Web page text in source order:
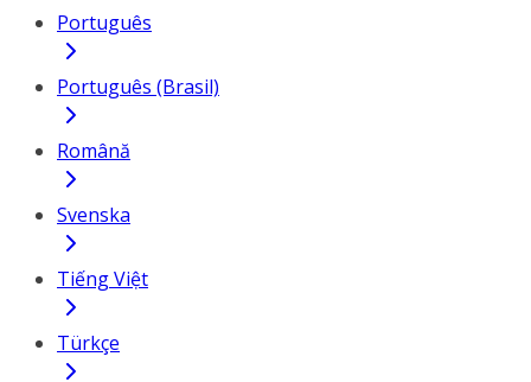
Português
Português (Brasil)
Română
Svenska
Tiếng Việt
Türkçe